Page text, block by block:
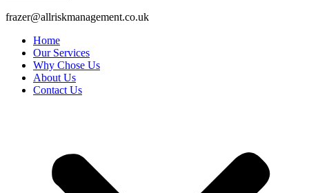
frazer@allriskmanagement.co.uk
Home
Our Services
Why Chose Us
About Us
Contact Us